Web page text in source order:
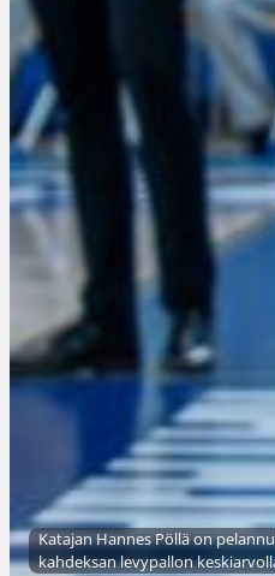
Katajan Hannes Pöllä on
kahdeksan levypallon